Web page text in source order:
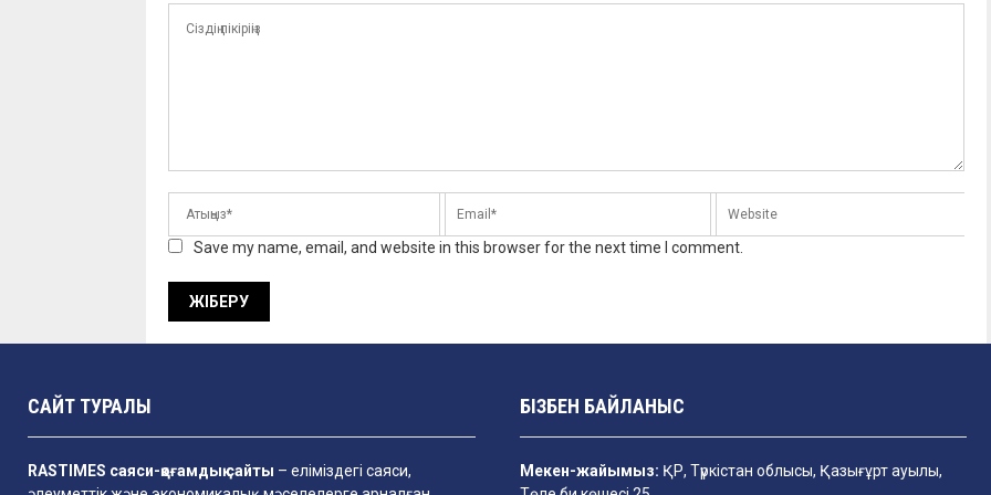
Save my name, email, and website in this browser for the next time I comment.
САЙТ ТУРАЛЫ
RASTIMES саяси-қоғамдық сайты – еліміздегі саяси,
БІЗБЕН БАЙЛАНЫС
Мекен-жайымыз: ҚР, Түркістан облысы, Қазығұрт ауылы,